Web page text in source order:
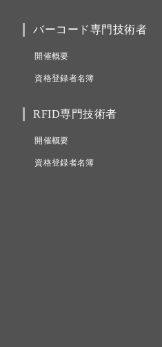
バーコード専門技術者
開催概要
資格登録者名簿
RFID専門技術者
開催概要
資格登録者名簿